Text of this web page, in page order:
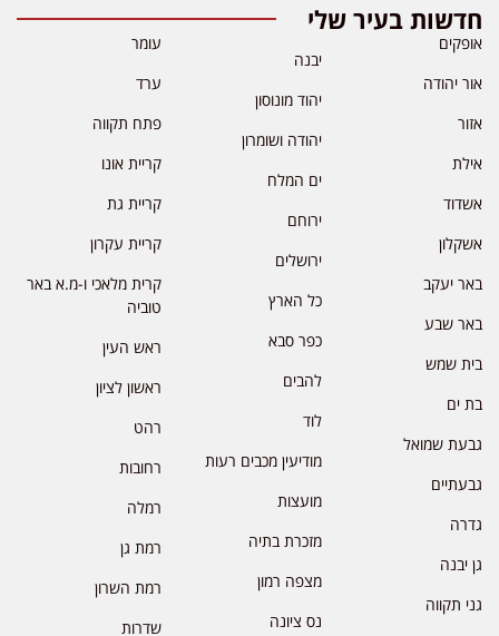
חדשות בעיר שלי
אופקים
אור יהודה
אזור
אילת
אשדוד
אשקלון
באר יעקב
באר שבע
בית שמש
בת ים
גבעת שמואל
גבעתיים
גדרה
גן יבנה
גני תקווה
יבנה
יהוד מונוסון
יהודה ושומרון
ים המלח
ירוחם
ירושלים
כל הארץ
כפר סבא
להבים
לוד
מודיעין מכבים רעות
מועצות
מזכרת בתיה
מצפה רמון
נס ציונה
עומר
ערד
פתח תקווה
קריית אונו
קריית גת
קריית עקרון
קרית מלאכי ו-מ.א באר
טוביה
ראש העין
ראשון לציון
רהט
רחובות
רמלה
רמת גן
רמת השרון
שדרות